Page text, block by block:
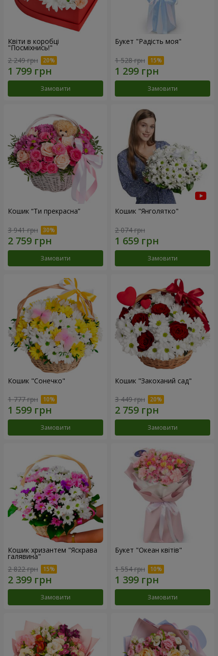
Квіти в коробці
"Посміхнись!"
2 249 грн
Замовити
Букет "Радість моя"
1 528 грн
Замовити
Кошик “Ти прекрасна”
3 941 грн
Замовити
Кошик "Янголятко"
2 074 грн
Замовити
Кошик "Сонечко"
1 777 грн
Замовити
Кошик "Закоханий сад"
3 449 грн
Замовити
Кошик хризантем "Яскрава
галявина"
2 822 грн
Замовити
Букет "Океан квітів"
1 554 грн
Замовити